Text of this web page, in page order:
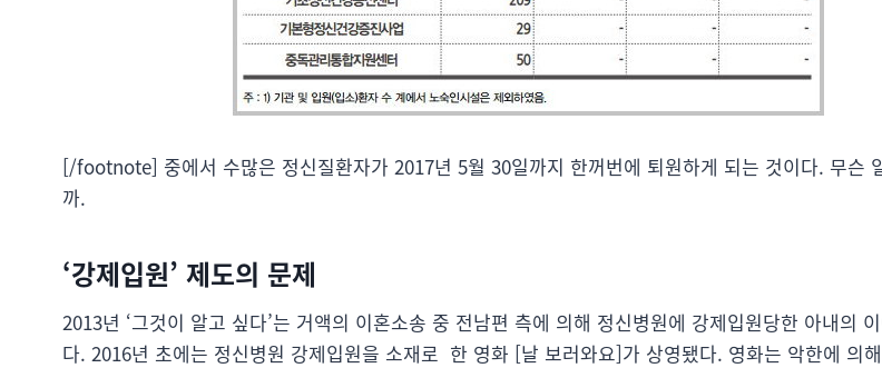
[/footnote] 중에서 수많은 정신질환자가 2017년 5월 30일까지 한꺼번에 퇴원하게 되는 것이다. 무슨
까.
‘강제입원’ 제도의 문제
2013년 ‘그것이 알고 싶다’는 거액의 이혼소송 중 전남편 측에 의해 정신병원에 강제입원당한 아내의
다. 2016년 초에는 정신병원 강제입원을 소재로 한 영화 [날 보러와요]가 상영됐다. 영화는 악한에 의